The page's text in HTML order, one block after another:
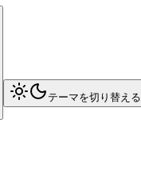
テーマを切り替える